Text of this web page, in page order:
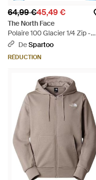
64,99 €45,49 €
The North Face
Polaire 100 Glacier 1/4 Zip -
BleuDeSpartoo
RÉDUCTION